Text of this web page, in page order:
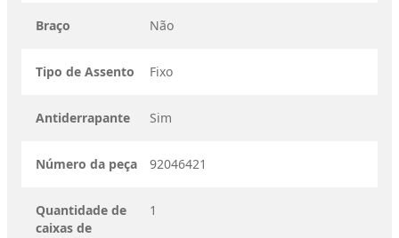
Braço Não
Tipo de Assento Fixo
Antiderrapante Sim
Número da peça 92046421
Quantidade de
caixas de
1